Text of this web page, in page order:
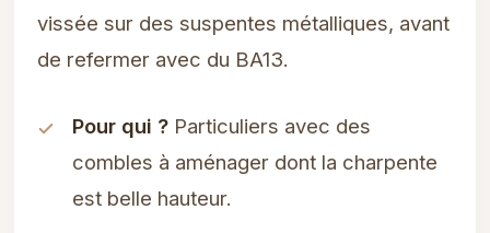
vissée sur des suspentes métalliques, avant
de refermer avec du BA13.
Pour qui ? Particuliers avec des
combles à aménager dont la charpente
est belle hauteur.